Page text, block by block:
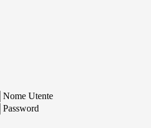
Nome Utente
Password